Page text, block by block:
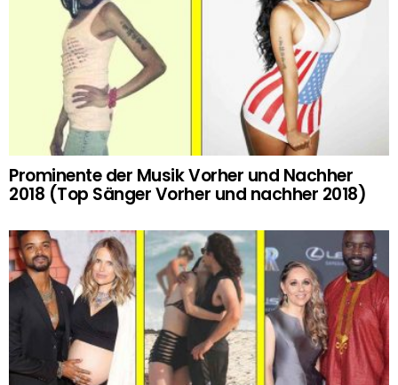
Prominente der Musik Vorher und Nachher
2018 (Top Sänger Vorher und nachher 2018)